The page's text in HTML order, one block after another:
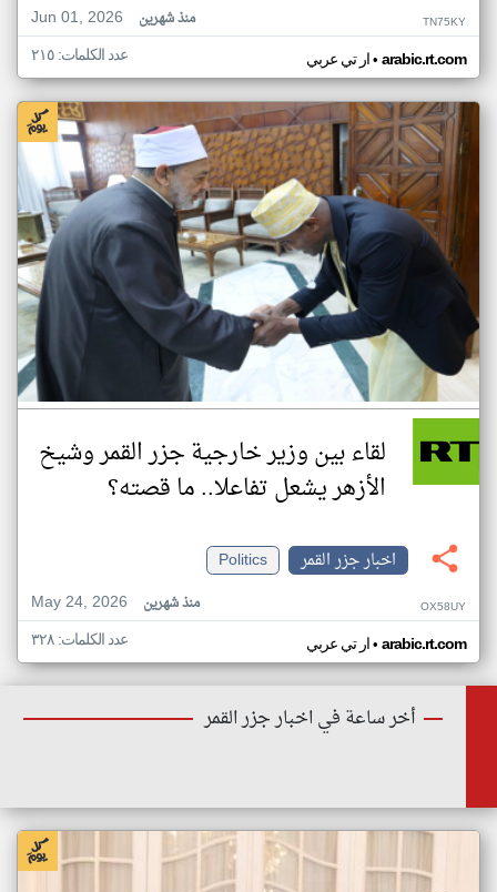
Jun 01, 2026
منذ شهرين TN75KY
ار تي عربي• arabic.rt.com عدد الكلمات: ٢١٥
لقاء بين وزير خارجية جزر القمر وشيخ
الأزهر يشعل تفاعلا.. ما قصته؟
اخبار جزر القمر
Politics
May 24, 2026
منذ شهرين OX58UY
ار تي عربي• arabic.rt.com عدد الكلمات: ٣٢٨
أخر ساعة في اخبار جزر القمر